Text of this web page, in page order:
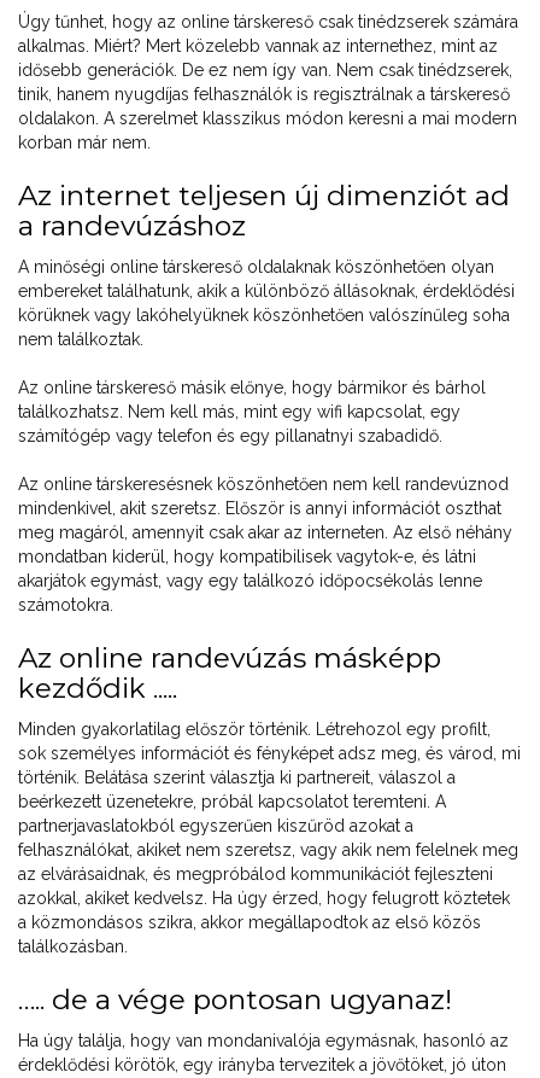
Úgy tűnhet, hogy az online társkereső csak tinédzserek számára
alkalmas. Miért? Mert közelebb vannak az internethez, mint az
idősebb generációk. De ez nem így van. Nem csak tinédzserek,
tinik, hanem nyugdíjas felhasználók is regisztrálnak a társkereső
oldalakon. A szerelmet klasszikus módon keresni a mai modern
korban már nem.
Az internet teljesen új dimenziót ad
a randevúzáshoz
A minőségi online társkereső oldalaknak köszönhetően olyan
embereket találhatunk, akik a különböző állásoknak, érdeklődési
körüknek vagy lakóhelyüknek köszönhetően valószínűleg soha
nem találkoztak.
Az online társkereső másik előnye, hogy bármikor és bárhol
találkozhatsz. Nem kell más, mint egy wifi kapcsolat, egy
számítógép vagy telefon és egy pillanatnyi szabadidő.
Az online társkeresésnek köszönhetően nem kell randevúznod
mindenkivel, akit szeretsz. Először is annyi információt oszthat
meg magáról, amennyit csak akar az interneten. Az első néhány
mondatban kiderül, hogy kompatibilisek vagytok-e, és látni
akarjátok egymást, vagy egy találkozó időpocsékolás lenne
számotokra.
Az online randevúzás másképp
kezdődik .....
Minden gyakorlatilag először történik. Létrehozol egy profilt,
sok személyes információt és fényképet adsz meg, és várod, mi
történik. Belátása szerint választja ki partnereit, válaszol a
beérkezett üzenetekre, próbál kapcsolatot teremteni. A
partnerjavaslatokból egyszerűen kiszűröd azokat a
felhasználókat, akiket nem szeretsz, vagy akik nem felelnek meg
az elvárásaidnak, és megpróbálod kommunikációt fejleszteni
azokkal, akiket kedvelsz. Ha úgy érzed, hogy felugrott köztetek
a közmondásos szikra, akkor megállapodtok az első közös
találkozásban.
….. de a vége pontosan ugyanaz!
Ha úgy találja, hogy van mondanivalója egymásnak, hasonló az
érdeklődési körötök, egy irányba tervezitek a jövőtöket, jó úton